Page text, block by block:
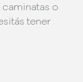
caminatas o
tener